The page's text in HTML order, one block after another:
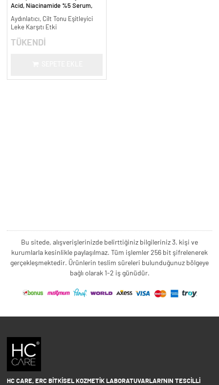
Acid, Niacinamide %5 Serum,
ml.
Aydınlatıcı, Cilt Tonu Eşitleyici
Leke Karşıtı Etki
TÜKENDİ
Bu sitede, alışverişlerinizde belirttiğiniz bilgileriniz 3. kişi ve
kurumlarla kesinlikle paylaşılmaz. Tüm işlemler 256 bit şifrelenerek
gerçekleşmektedir. Ürünlerin teslim süreleri bulunduğunuz bölgeye
bağlı olarak 1-2 iş günüdür.
HC CARE, ERC BITKISEL KOZMETIK LABORATUVARLARI'NIN TESCILLI